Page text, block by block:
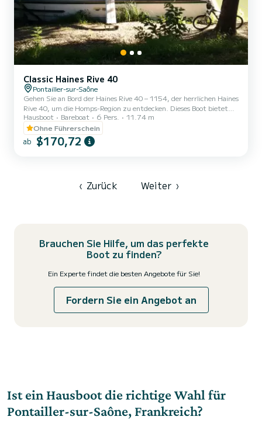
Classic Haines Rive 40
Pontailler-sur-Saône
Gehen Sie an Bord der Haines Rive 40 – 1154, der herrlichen Haines
Rive 40, um die Homps-Region zu entdecken. Dieses Boot bietet
Komfort und Leistung auf See. Das Boot verfügt über 3
komfortable Kabinen und eine Bootskapazität von 8 Personen. Mit
einer Gesamtlänge von 11,74 Metern ist es Ihr bester Verbündeter
für einen außergewöhnlichen Urlaub auf dem Wasser in der
Hausboot Bareboat 6 Pers.
11.74 m
Ohne Führerschein
ab $170,72
‹ Zurück Weiter ›
Brauchen Sie Hilfe, um das perfekte
Boot zu finden?
Ein Experte findet die besten Angebote für Sie!
Fordern Sie ein Angebot an
Ist ein Hausboot die richtige Wahl für
Pontailler-sur-Saône, Frankreich?